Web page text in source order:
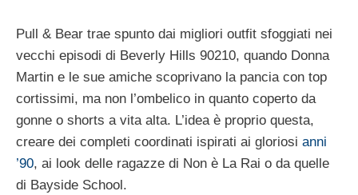
Pull & Bear trae spunto dai migliori outfit sfoggiati nei
vecchi episodi di Beverly Hills 90210, quando Donna
Martin e le sue amiche scoprivano la pancia con top
cortissimi, ma non l’ombelico in quanto coperto da
gonne o shorts a vita alta. L’idea è proprio questa,
creare dei completi coordinati ispirati ai gloriosi anni
’90, ai look delle ragazze di Non è La Rai o da quelle
di Bayside School.